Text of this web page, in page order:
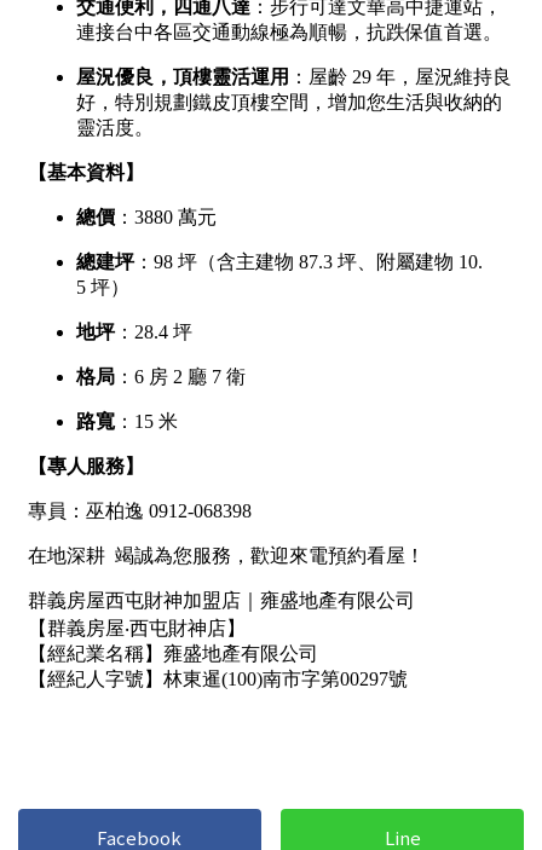
~ 樓
不拘
2房
4房
不拘
20-30 年 30-40 年
40 年以上
Facebook Line